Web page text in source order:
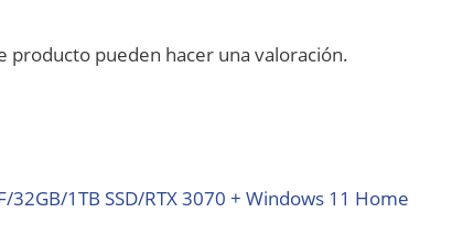
producto pueden hacer una valoración.